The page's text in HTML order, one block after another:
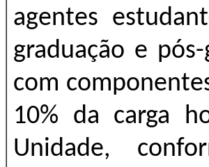
agentes
graduação e
com
10% da carga
Unidade,